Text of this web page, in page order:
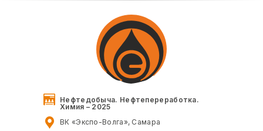
ВК «Экспо-Волга», Самара
Нефтедобыча. Нефтепереработка.
Химия – 2025